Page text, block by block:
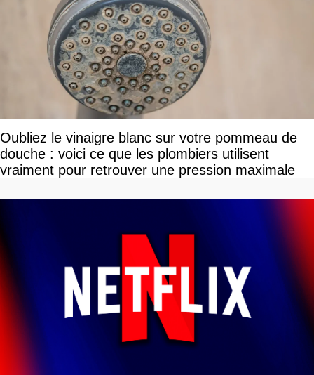
Oubliez le vinaigre blanc sur votre pommeau de
douche : voici ce que les plombiers utilisent
vraiment pour retrouver une pression maximale